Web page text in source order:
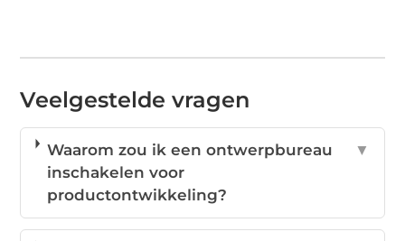
Veelgestelde vragen
Waarom zou ik een ontwerpbureau
inschakelen voor
productontwikkeling?
▼